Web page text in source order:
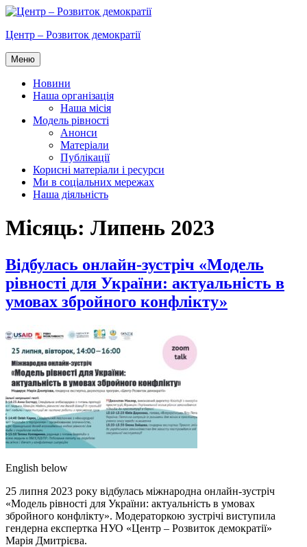
Перейти
вмісту
Центр – Розвиток демократії
Меню
Новини
Наша організація
Наша місія
Модель рівності
Анонси
Матеріали
Публікації
Корисні матеріали і ресурси
Ми в соціальних мережах
Наша діяльність
Місяць: Липень 2023
Відбулась онлайн-зустріч «Модель
рівності для України: актуальність в
умовах збройного конфлікту»
English below
25 липня 2023 року відбулась міжнародна онлайн-зустріч
«Модель рівності для України: актуальність в умовах
збройного конфлікту». Модераторкою зустрічі виступила
гендерна експертка НУО «Центр – Розвиток демократії»
Марія Дмитрієва.